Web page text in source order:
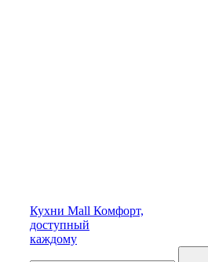
Кухни Mall Комфорт,
доступный
каждому